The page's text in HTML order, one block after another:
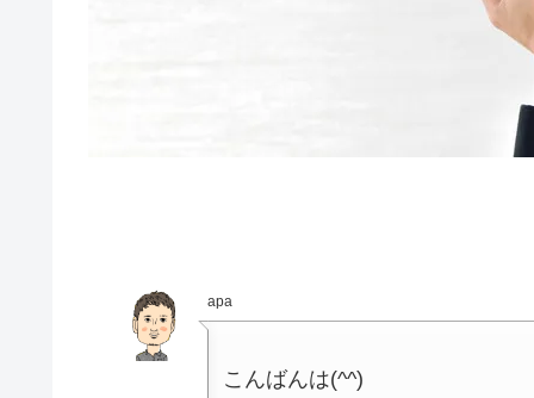
apa
こんばんは(^^)